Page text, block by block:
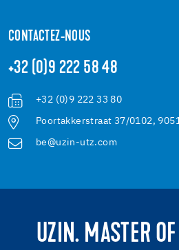
CONTACTEZ-NOUS
+32 (0)9 222 58 48
+32 (0)9 222 33 80
Poortakkerstraat 37/0102,
be@uzin-utz.com
UZIN. MASTER